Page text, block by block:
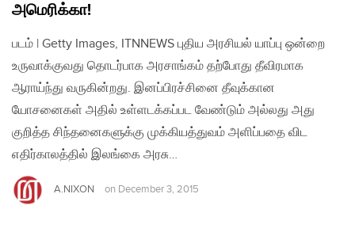
அமெரிக்கா!
படம் | Getty Images, ITNNEWS புதிய அரசியல் யாப்பு ஒன்றை
உருவாக்குவது தொடர்பாக அரசாங்கம் தற்போது தீவிரமாக
ஆராய்ந்து வருகின்றது. இனப்பிரச்சினை தீவுக்கான
யோசனைகள் அதில் உள்ளடக்கப்பட வேண்டும் அல்லது அது
குறித்த சிந்தனைகளுக்கு முக்கியத்துவம் அளிப்பதை விட
எதிர்காலத்தில் இலங்கை அரசு…
A.NIXON on December 3, 2015